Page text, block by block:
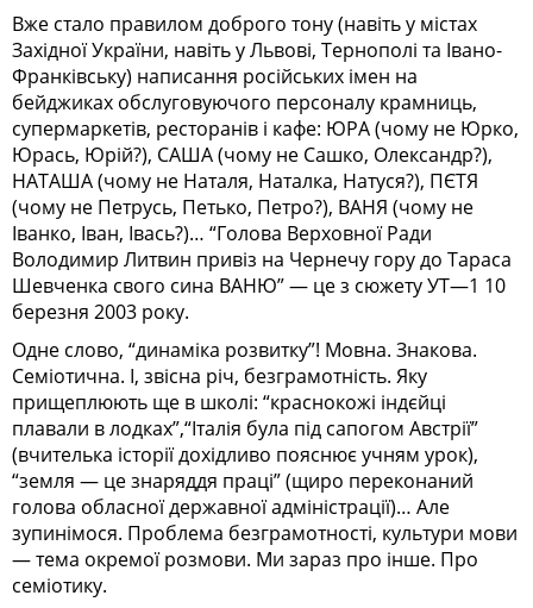
Вже стало правилом доброго тону (навіть у містах
Західної України, навіть у Львові, Тернополі та Івано-
Франківську) написання російських імен на
бейджиках обслуговуючого персоналу крамниць,
супермаркетів, ресторанів і кафе: ЮРА (чому не Юрко,
Юрась, Юрій?), САША (чому не Сашко, Олександр?),
НАТАША (чому не Наталя, Наталка, Натуся?), ПЄТЯ
(чому не Петрусь, Петько, Петро?), ВАНЯ (чому не
Іванко, Іван, Івась?)… “Голова Верховної Ради
Володимир Литвин привіз на Чернечу гору до Тараса
Шевченка свого сина ВАНЮ” — це з сюжету УТ—1 10
березня 2003 року.
Одне слово, “динаміка розвитку”! Мовна. Знакова.
Семіотична. І, звісна річ, безграмотність. Яку
прищеплюють ще в школі: “краснокожі індєйці
плавали в лодках”,“Італія була під сапогом Австрії”
(вчителька історії дохідливо пояснює учням урок),
“земля — це знаряддя праці” (щиро переконаний
голова обласної державної адміністрації)… Але
зупинімося. Проблема безграмотності, культури мови
— тема окремої розмови. Ми зараз про інше. Про
семіотику.